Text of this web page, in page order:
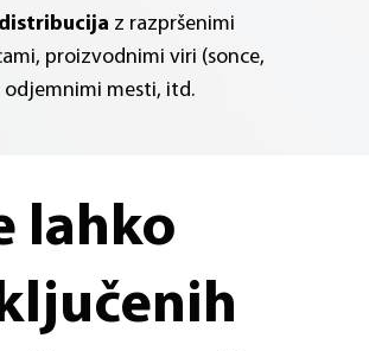
z razpršenimi
proizvodnimi viri (sonce,
odjemnimi mesti, itd.
lahko